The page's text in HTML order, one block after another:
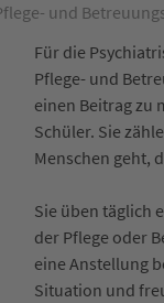
und
Für die
Pflege- und
einen Beitrag zu
Schüler. Sie
Menschen geht,
Sie üben täglich
der Pflege oder
eine Anstellung
Situation und